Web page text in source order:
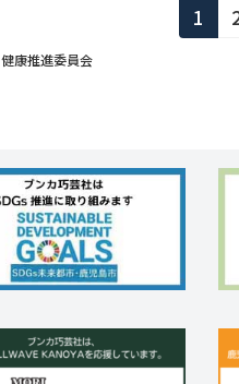
固
定
1
健康推進委員会